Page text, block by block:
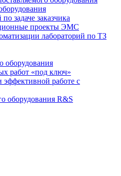
задаче заказчика
проекты ЭМС
лабораторий по ТЗ
оборудования
работ «под ключ»
эффективной работе с
оборудования R&S